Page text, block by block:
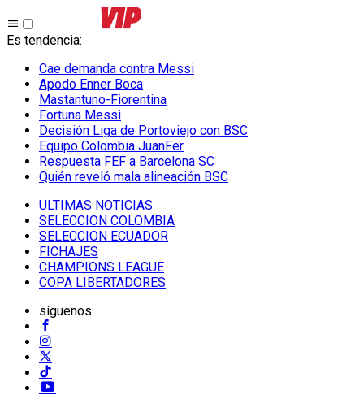
Es tendencia:
Cae demanda contra Messi
Apodo Enner Boca
Mastantuno-Fiorentina
Fortuna Messi
Decisión Liga de Portoviejo con BSC
Equipo Colombia JuanFer
Respuesta FEF a Barcelona SC
Quién reveló mala alineación BSC
ULTIMAS NOTICIAS
SELECCION COLOMBIA
SELECCION ECUADOR
FICHAJES
CHAMPIONS LEAGUE
COPA LIBERTADORES
síguenos